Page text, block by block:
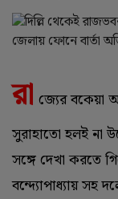
রা জ্যের বকেয়া
সুরাহাতো হলই না
সঙ্গে দেখা করতে
বন্দ্যোপাধ্যায় সহ